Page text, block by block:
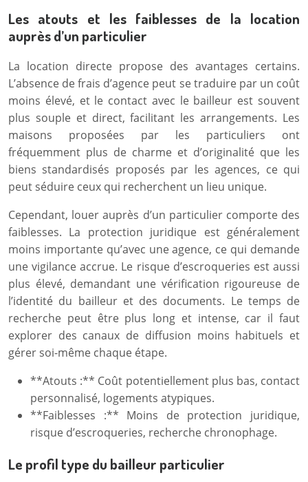
Les atouts et les faiblesses de la location
auprès d’un particulier
La location directe propose des avantages certains.
L’absence de frais d’agence peut se traduire par un coût
moins élevé, et le contact avec le bailleur est souvent
plus souple et direct, facilitant les arrangements. Les
maisons proposées par les particuliers ont
fréquemment plus de charme et d’originalité que les
biens standardisés proposés par les agences, ce qui
peut séduire ceux qui recherchent un lieu unique.
Cependant, louer auprès d’un particulier comporte des
faiblesses. La protection juridique est généralement
moins importante qu’avec une agence, ce qui demande
une vigilance accrue. Le risque d’escroqueries est aussi
plus élevé, demandant une vérification rigoureuse de
l’identité du bailleur et des documents. Le temps de
recherche peut être plus long et intense, car il faut
explorer des canaux de diffusion moins habituels et
gérer soi-même chaque étape.
**Atouts :** Coût potentiellement plus bas, contact
personnalisé, logements atypiques.
**Faiblesses :** Moins de protection juridique,
risque d’escroqueries, recherche chronophage.
Le profil type du bailleur particulier